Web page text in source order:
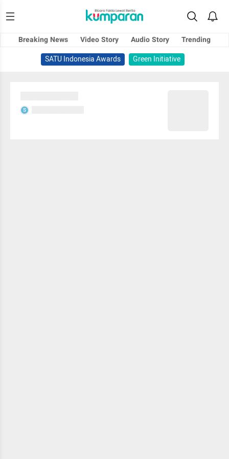
Breaking News Video Story Audio Story
Trending
SATU Indonesia Awards
Green Initiative
S